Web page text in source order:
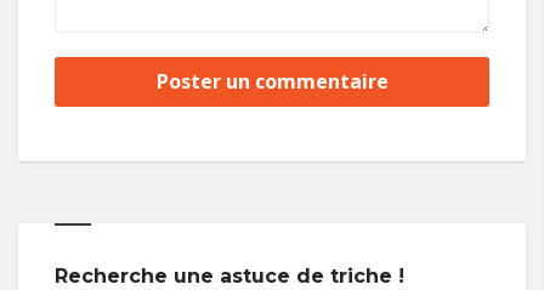
Recherche une astuce de triche !